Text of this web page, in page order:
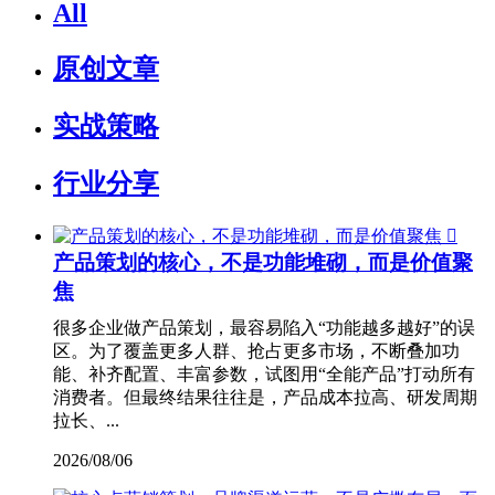
All
原创文章
实战策略
行业分享

产品策划的核心，不是功能堆砌，而是价值聚
焦
很多企业做产品策划，最容易陷入“功能越多越好”的误
区。为了覆盖更多人群、抢占更多市场，不断叠加功
能、补齐配置、丰富参数，试图用“全能产品”打动所有
消费者。但最终结果往往是，产品成本拉高、研发周期
拉长、...
2026/08/06